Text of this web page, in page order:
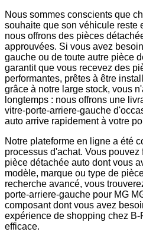
Nous sommes conscients que
souhaite que son véhicule reste
nous offrons des pièces
approuvées. Si vous avez
gauche ou de toute autre pièce
garantit que vous recevez des
performantes, prêtes à être
grâce à notre large stock, vous
longtemps : nous offrons une
vitre-porte-arriere-gauche
auto arrive rapidement à votre
Notre plateforme en ligne a été
processus d'achat. Vous
pièce détachée auto dont vous
modèle, marque ou type de
recherche avancé, vous
porte-arriere-gauche pour MG
composant dont vous avez
expérience de shopping chez
efficace.